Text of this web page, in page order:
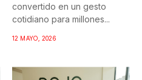
convertido en un gesto
cotidiano para millones...
12 MAYO, 2026